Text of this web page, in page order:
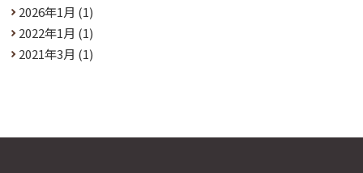
2026年1月 (1)
2022年1月 (1)
2021年3月 (1)